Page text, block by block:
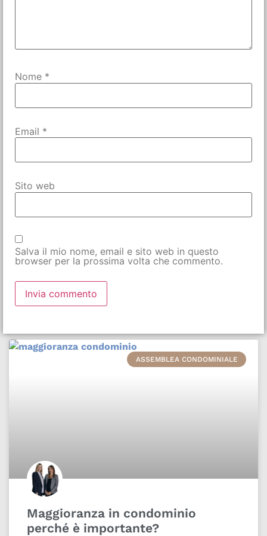
Nome *
Email *
Sito web
Salva il mio nome, email e sito web in questo
browser per la prossima volta che commento.
ASSEMBLEA CONDOMINIALE
Maggioranza in condominio
perché è importante?